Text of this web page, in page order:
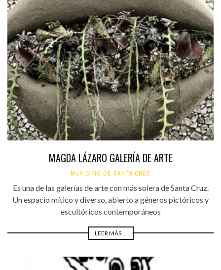
MAGDA LÁZARO GALERÍA DE ARTE
MUNICIPIO DE SANTA CRUZ
Es una de las galerías de arte con más solera de Santa Cruz.
Un espacio mítico y diverso, abierto a géneros pictóricos y
escultóricos contemporáneos
LEER MÁS ...